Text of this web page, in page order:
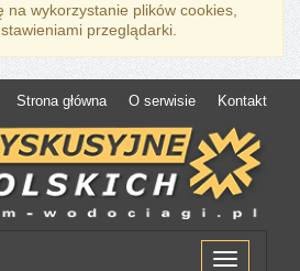
wykorzystanie plików cookies,
przeglądarki.
Strona główna O serwisie Kontakt
Menu